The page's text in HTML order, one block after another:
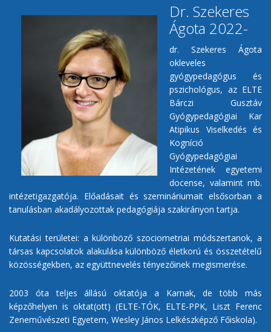
Dr. Szekeres
Ágota 2022-
dr. Szekeres Ágota
okleveles
gyógypedagógus és
pszichológus, az ELTE
Bárczi Gusztáv
Gyógypedagógiai Kar
Atipikus Viselkedés és
Kogníció
Gyógypedagógiai
Intézetének egyetemi
docense, valamint mb.
intézetigazgatója. Előadásait és szemináriumait elsősorban a
tanulásban akadályozottak pedagógiája szakirányon tartja.
Kutatási területei: a különböző szociometriai módszertanok, a
társas kapcsolatok alakulása különböző életkorú és összetételű
közösségekben, az együttnevelés tényezőinek megismerése.
2003 óta teljes állású oktatója a Karnak, de több más
képzőhelyen is oktat(ott) (ELTE-TÓK, ELTE-PPK, Liszt Ferenc
Zeneművészeti Egyetem, Wesley János Lelkészképző Főiskola).